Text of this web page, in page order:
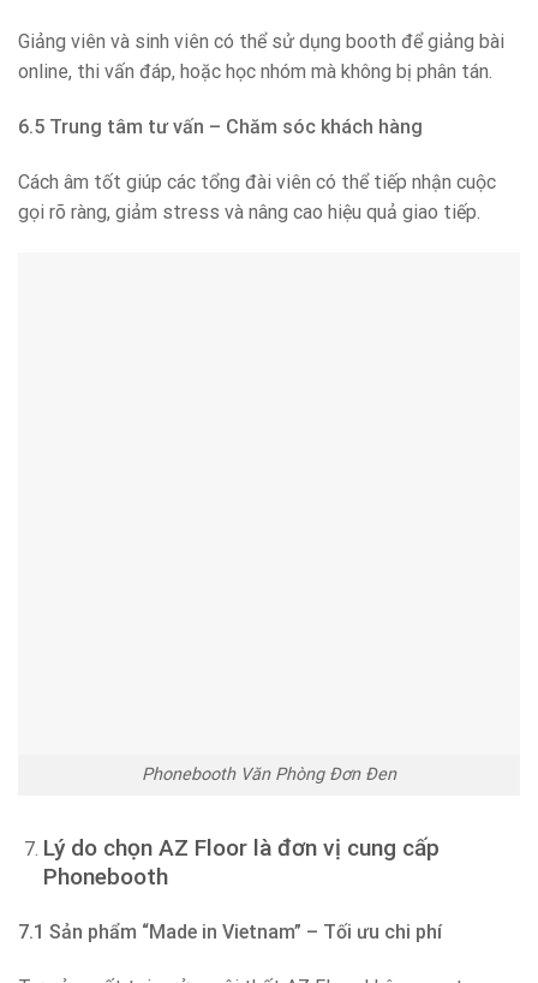
Giảng viên và sinh viên có thể sử dụng booth để giảng bài
online, thi vấn đáp, hoặc học nhóm mà không bị phân tán.
6.5 Trung tâm tư vấn – Chăm sóc khách hàng
Cách âm tốt giúp các tổng đài viên có thể tiếp nhận cuộc
gọi rõ ràng, giảm stress và nâng cao hiệu quả giao tiếp.
Phonebooth Văn Phòng Đơn Đen
Lý do chọn AZ Floor là đơn vị cung cấp
Phonebooth
7.1 Sản phẩm “Made in Vietnam” – Tối ưu chi phí